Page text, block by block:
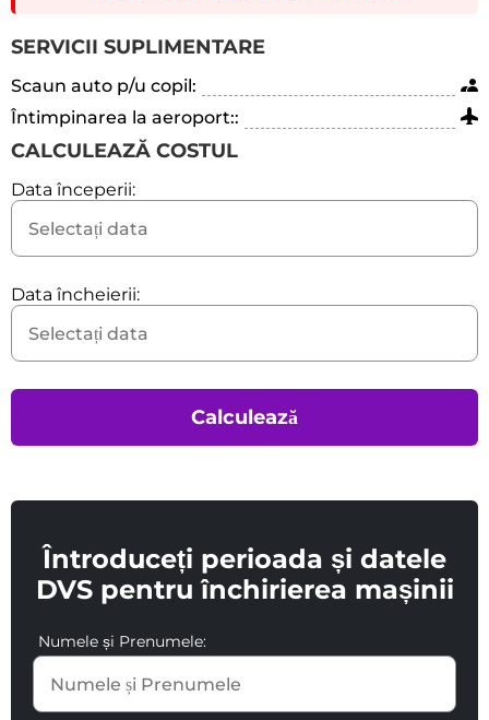
SERVICII SUPLIMENTARE
Scaun auto p/u copil:
Întimpinarea la aeroport::
CALCULEAZĂ COSTUL
Data începerii:
Data încheierii:
Calculează
Întroduceți perioada și datele
DVS pentru închirierea mașinii
Numele și Prenumele: